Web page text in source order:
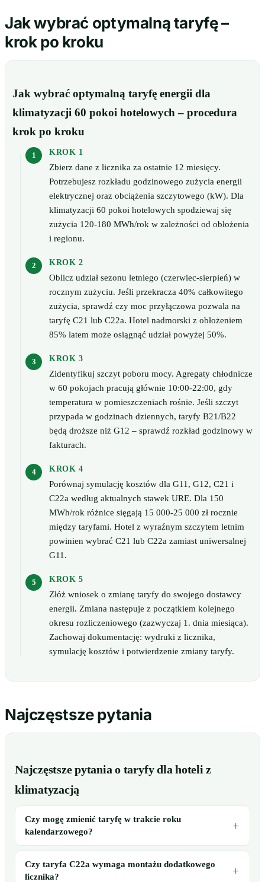
Jak wybrać optymalną taryfę –
krok po kroku
Jak wybrać optymalną taryfę energii dla
klimatyzacji 60 pokoi hotelowych – procedura
krok po kroku
KROK 1
Zbierz dane z licznika za ostatnie 12 miesięcy.
Potrzebujesz rozkładu godzinowego zużycia energii
elektrycznej oraz obciążenia szczytowego (kW). Dla
klimatyzacji 60 pokoi hotelowych spodziewaj się
zużycia 120-180 MWh/rok w zależności od obłożenia
i regionu.
KROK 2
Oblicz udział sezonu letniego (czerwiec-sierpień) w
rocznym zużyciu. Jeśli przekracza 40% całkowitego
zużycia, sprawdź czy moc przyłączowa pozwala na
taryfę C21 lub C22a. Hotel nadmorski z obłożeniem
85% latem może osiągnąć udział powyżej 50%.
KROK 3
Zidentyfikuj szczyt poboru mocy. Agregaty chłodnicze
w 60 pokojach pracują głównie 10:00-22:00, gdy
temperatura w pomieszczeniach rośnie. Jeśli szczyt
przypada w godzinach dziennych, taryfy B21/B22
będą droższe niż G12 – sprawdź rozkład godzinowy w
fakturach.
KROK 4
Porównaj symulację kosztów dla G11, G12, C21 i
C22a według aktualnych stawek URE. Dla 150
MWh/rok różnice sięgają 15 000-25 000 zł rocznie
między taryfami. Hotel z wyraźnym szczytem letnim
powinien wybrać C21 lub C22a zamiast uniwersalnej
G11.
KROK 5
Złóż wniosek o zmianę taryfy do swojego dostawcy
energii. Zmiana następuje z początkiem kolejnego
okresu rozliczeniowego (zazwyczaj 1. dnia miesiąca).
Zachowaj dokumentację: wydruki z licznika,
symulację kosztów i potwierdzenie zmiany taryfy.
Najczęstsze pytania
Najczęstsze pytania o taryfy dla hoteli z
klimatyzacją
Czy mogę zmienić taryfę w trakcie roku
kalendarzowego?
Czy taryfa C22a wymaga montażu dodatkowego
licznika?